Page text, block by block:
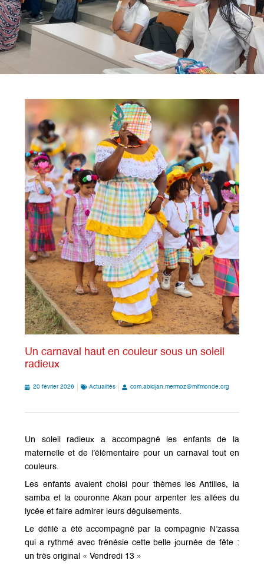
Un carnaval haut en couleur sous un soleil
radieux
20 février 2026 Actualités com.abidjan.mermoz@mlfmonde.org
Un soleil radieux a accompagné les enfants de la
maternelle et de l’élémentaire pour un carnaval tout en
couleurs.
Les enfants avaient choisi pour thèmes les Antilles, la
samba et la couronne Akan pour arpenter les allées du
lycée et faire admirer leurs déguisements.
Le défilé a été accompagné par la compagnie N’zassa
qui a rythmé avec frénésie cette belle journée de fête :
un très original « Vendredi 13 »